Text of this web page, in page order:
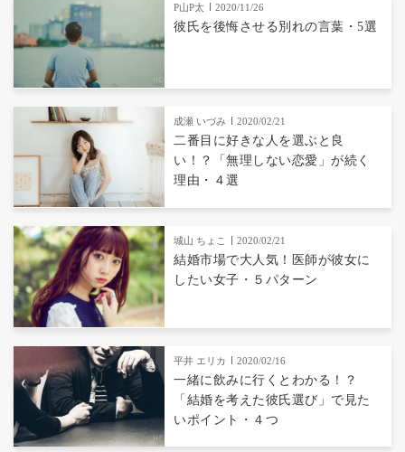
P山P太 2020/11/26
彼氏を後悔させる別れの言葉・5選
成瀬 いづみ 2020/02/21
二番目に好きな人を選ぶと良
い！？「無理しない恋愛」が続く
理由・４選
城山 ちょこ 2020/02/21
結婚市場で大人気！医師が彼女に
したい女子・５パターン
平井 エリカ 2020/02/16
一緒に飲みに行くとわかる！？
「結婚を考えた彼氏選び」で見た
いポイント・４つ